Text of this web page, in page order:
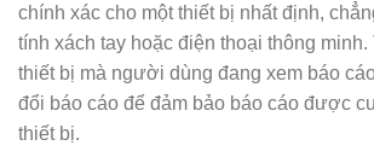
chính xác cho một thiết bị nhất định,
tính xách tay hoặc điện thoại thông minh.
thiết bị mà người dùng đang xem báo
đổi báo cáo để đảm bảo báo cáo được
thiết bị.